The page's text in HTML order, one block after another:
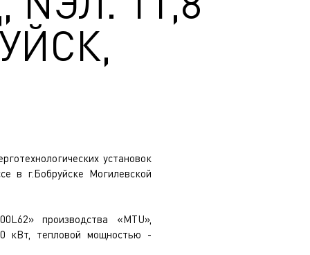
установок
в г.Бобруйске Могилевской
производства «MTU»,
кВт, тепловой мощностью -